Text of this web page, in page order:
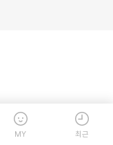
MY 최근